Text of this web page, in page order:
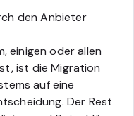
den Anbieter
einigen oder allen
ist die Migration
auf eine
Der Rest